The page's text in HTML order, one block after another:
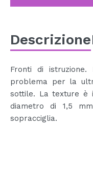
Descrizione
Fronti di
problema per la
sottile. La texture è
diametro di 1,5
sopracciglia.